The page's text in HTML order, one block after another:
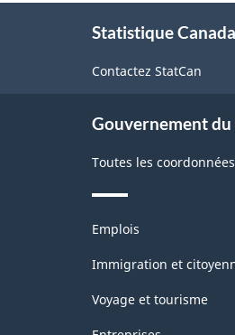
Statistique Canada
Contactez StatCan
Gouvernement du
Toutes les coordonnées
Thèmes
sujets
Emplois
Immigration et
Voyage et tourisme